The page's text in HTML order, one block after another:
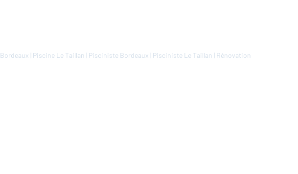
| Piscine Le Taillan | Pisciniste Bordeaux | Pisciniste Le Taillan | Rénovation